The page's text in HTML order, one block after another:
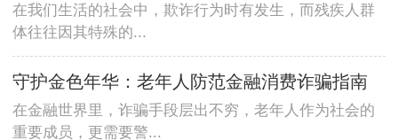
在我们生活的社会中，欺诈行为时有发生，而残疾人群
体往往因其特殊的...
守护金色年华：老年人防范金融消费诈骗指南
在金融世界里，诈骗手段层出不穷，老年人作为社会的
重要成员，更需要警...